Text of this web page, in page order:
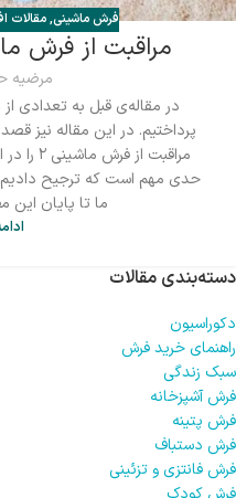
فرش ماشینی,مقالات
مراقبت از فرش
مرضیه
در مقاله‌ی قبل به تعدادی از
پرداختیم. در این مقاله نیز
مراقبت
حدی مهم است که ترجیح دادیم
ما تا پایان این
دسته‌بندی مقالات
دکوراسیون
راهنمای خرید فرش
سبک زندگی
فرش آشپزخانه
فرش پتینه
فرش دستباف
فرش فانتزی و تزئینی